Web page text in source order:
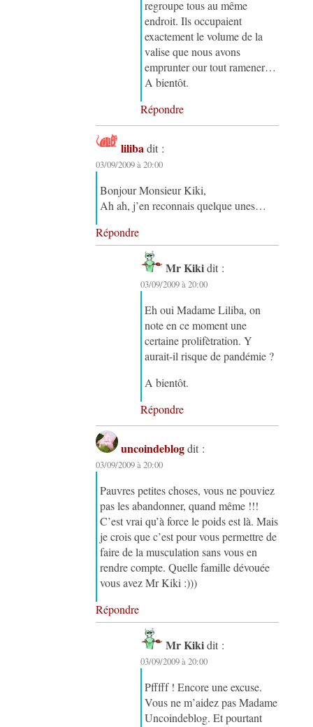
regroupe tous au même
endroit. Ils occupaient
exactement le volume de la
valise que nous avons
emprunter our tout ramener…
A bientôt.
Répondre
liliba dit :
03/09/2009 à 20:00
Bonjour Monsieur Kiki,
Ah ah, j’en reconnais quelque unes…
Répondre
Mr Kiki dit :
03/09/2009 à 20:00
Eh oui Madame Liliba, on
note en ce moment une
certaine prolifètration. Y
aurait-il risque de pandémie ?
A bientôt.
Répondre
uncoindeblog dit :
03/09/2009 à 20:00
Pauvres petites choses, vous ne pouviez
pas les abandonner, quand même !!!
C’est vrai qu’à force le poids est là. Mais
je crois que c’est pour vous permettre de
faire de la musculation sans vous en
rendre compte. Quelle famille dévouée
vous avez Mr Kiki :)))
Répondre
Mr Kiki dit :
03/09/2009 à 20:00
Pfffff ! Encore une excuse.
Vous ne m’aidez pas Madame
Uncoindeblog. Et pourtant